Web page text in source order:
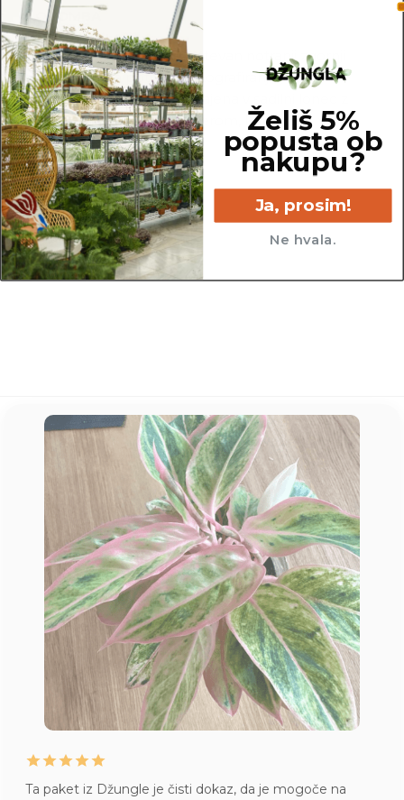
OPOMBA
Za premer lonca je upoštevan notranji zgornji
del lonca. Za potrebe fotografiranja je lahko
katera izmed rastlin presajena v sadilni lonec z
večjim ali manjšim premerom, kot so tisti, v
katerih so prodajane.
13 cm
Ta paket iz Džungle je čisti dokaz, da je mogoče na
Želiš 5%
popusta ob
nakupu?
Ja, prosim!
Ne hvala.